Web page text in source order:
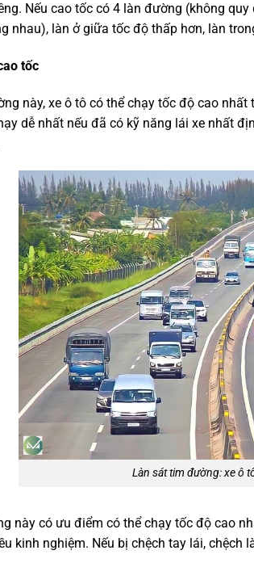
Nếu cao tốc có 4 làn đường (không
nhau), làn ở giữa tốc độ thấp hơn, làn
tốc
này, xe ô tô có thể chạy tốc độ cao
dễ nhất nếu đã có kỹ năng lái xe nhất
Làn sát tim đường: xe ô
này có ưu điểm có thể chạy tốc độ cao
kinh nghiệm. Nếu bị chệch tay lái, chệch